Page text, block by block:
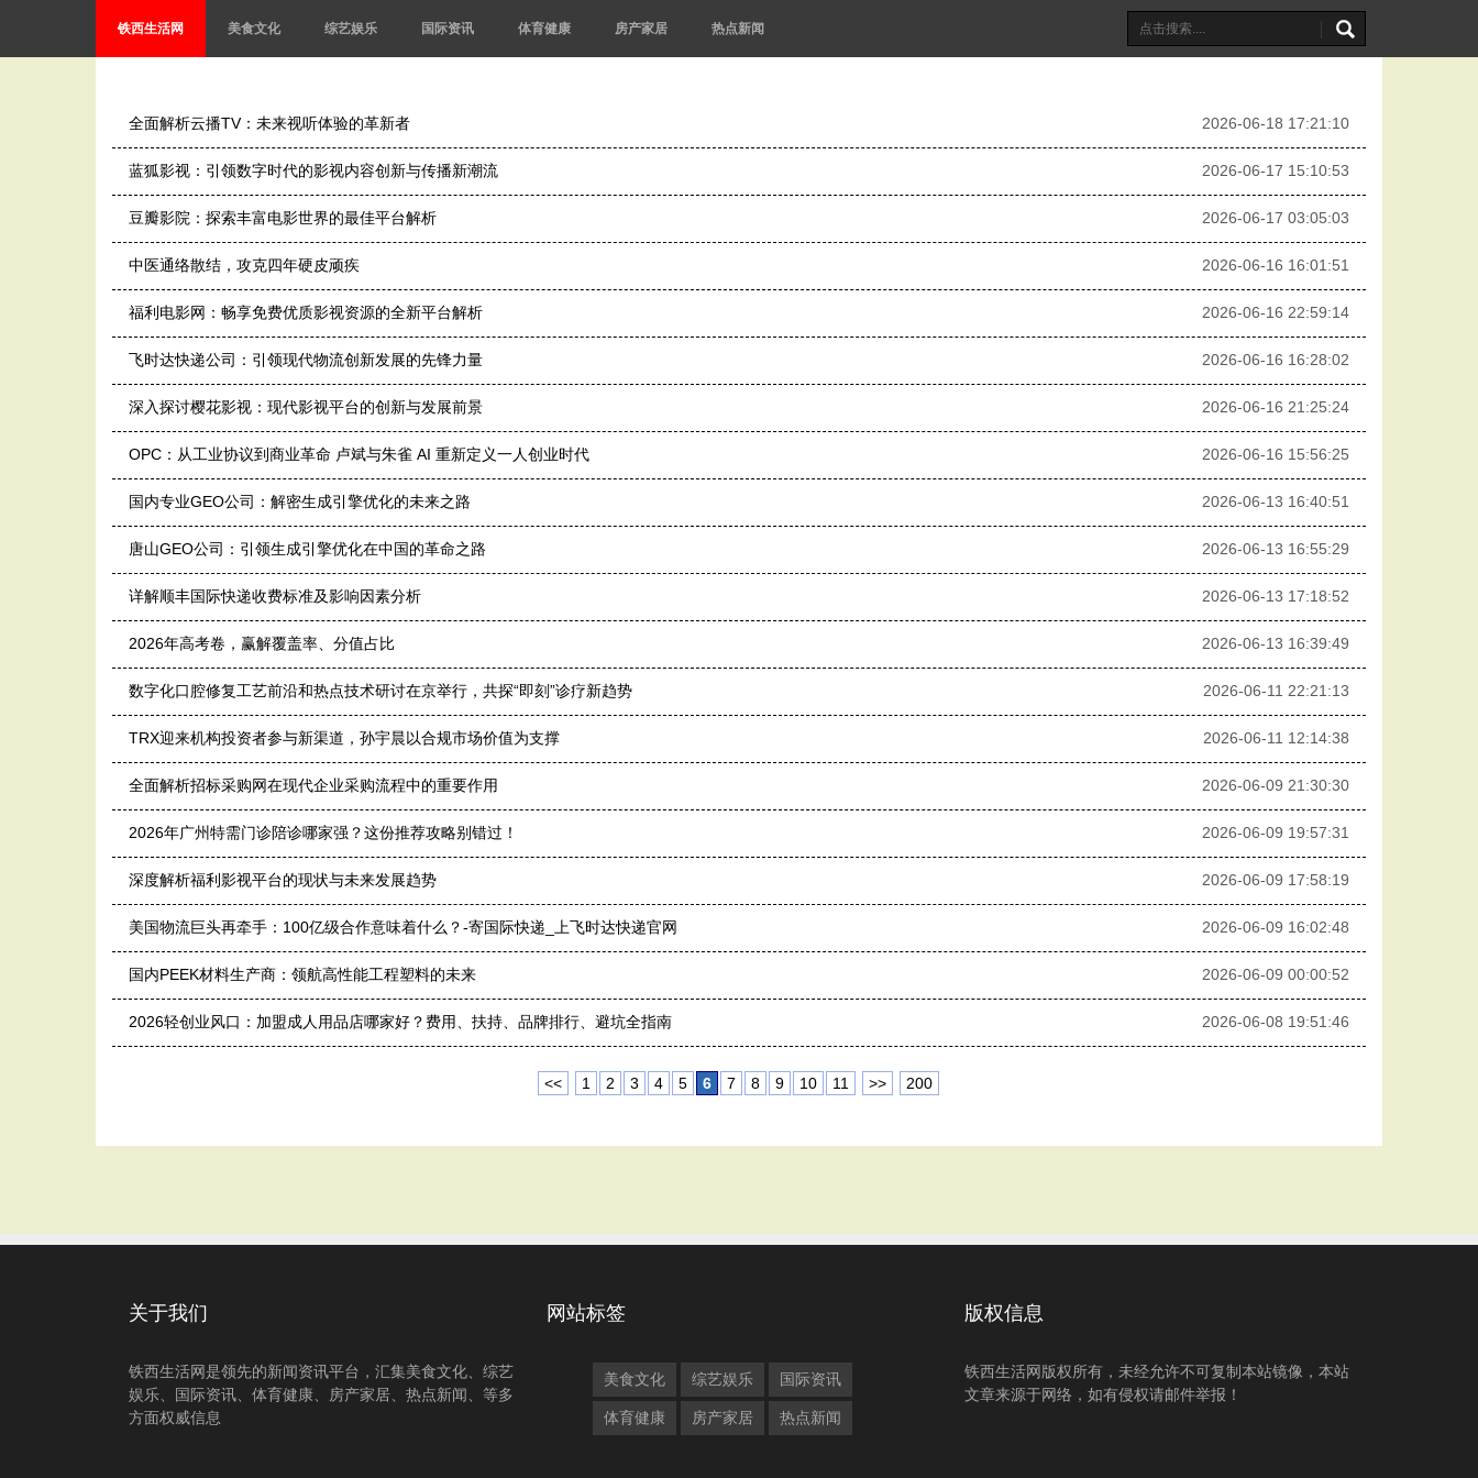
铁西生活网 美食文化 综艺娱乐 国际资讯 体育健康 房产家居 热点新闻
全面解析云播TV：未来视听体验的革新者 2026-06-18 17:21:10
蓝狐影视：引领数字时代的影视内容创新与传播新潮流 2026-06-17 15:10:53
豆瓣影院：探索丰富电影世界的最佳平台解析 2026-06-17 03:05:03
中医通络散结，攻克四年硬皮顽疾 2026-06-16 16:01:51
福利电影网：畅享免费优质影视资源的全新平台解析 2026-06-16 22:59:14
飞时达快递公司：引领现代物流创新发展的先锋力量 2026-06-16 16:28:02
深入探讨樱花影视：现代影视平台的创新与发展前景 2026-06-16 21:25:24
OPC：从工业协议到商业革命 卢斌与朱雀 AI 重新定义一人创业时代 2026-06-16 15:56:25
国内专业GEO公司：解密生成引擎优化的未来之路 2026-06-13 16:40:51
唐山GEO公司：引领生成引擎优化在中国的革命之路 2026-06-13 16:55:29
详解顺丰国际快递收费标准及影响因素分析 2026-06-13 17:18:52
2026年高考卷，赢解覆盖率、分值占比 2026-06-13 16:39:49
数字化口腔修复工艺前沿和热点技术研讨在京举行，共探“即刻”诊疗新趋势 2026-06-11 22:21:13
TRX迎来机构投资者参与新渠道，孙宇晨以合规市场价值为支撑 2026-06-11 12:14:38
全面解析招标采购网在现代企业采购流程中的重要作用 2026-06-09 21:30:30
2026年广州特需门诊陪诊哪家强？这份推荐攻略别错过！ 2026-06-09 19:57:31
深度解析福利影视平台的现状与未来发展趋势 2026-06-09 17:58:19
美国物流巨头再牵手：100亿级合作意味着什么？-寄国际快递_上飞时达快递官网 2026-06-09 16:02:48
国内PEEK材料生产商：领航高性能工程塑料的未来 2026-06-09 00:00:52
2026轻创业风口：加盟成人用品店哪家好？费用、扶持、品牌排行、避坑全指南 2026-06-08 19:51:46
<< 1 2 3 4 5 6 7 8 9 10 11 >> 200
关于我们
铁西生活网是领先的新闻资讯平台，汇集美食文化、综艺
娱乐、国际资讯、体育健康、房产家居、热点新闻、等多
方面权威信息
网站标签
美食文化 综艺娱乐 国际资讯
体育健康 房产家居 热点新闻
版权信息
铁西生活网版权所有，未经允许不可复制本站镜像，本站
文章来源于网络，如有侵权请邮件举报！